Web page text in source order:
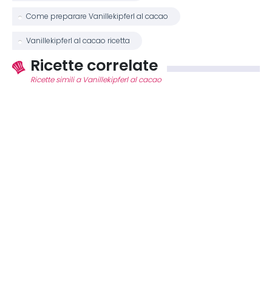
Come preparare Vanillekipferl al cacao
Vanillekipferl al cacao ricetta
Ricette correlate
Ricette simili a Vanillekipferl al cacao